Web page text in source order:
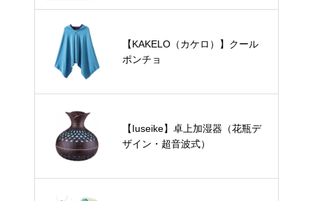
【KAKELO（カケロ）】クール
ポンチョ
【Iuseike】卓上加湿器（花瓶デ
ザイン・超音波式）